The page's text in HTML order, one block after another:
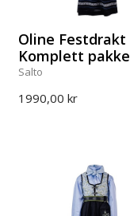
Oline Festdrakt
Komplett pakke
Salto
1990,00 kr